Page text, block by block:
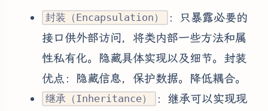
封装（Encapsulation）
：只暴露必要的
接口供外部访问，将类内部一些方法和属
性私有化。隐藏具体实现以及细节。封装
优点：隐藏信息，保护数据。降低耦合。
继承（Inheritance）
：继承可以实现现